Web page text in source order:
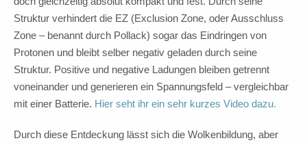
Struktur verhindert die EZ (Exclusion Zone, oder Ausschluss
Zone – benannt durch Pollack) sogar das Eindringen von
Protonen und bleibt selber negativ geladen durch seine
Struktur. Positive und negative Ladungen bleiben getrennt
voneinander und generieren ein Spannungsfeld – vergleichbar
mit einer Batterie. Hier seht ihr ein sehr kurzes Video dazu.
Durch diese Entdeckung lässt sich die Wolkenbildung, aber